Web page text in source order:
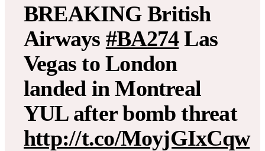
BREAKING British
Airways #BA274Las
Vegas to London
landed in Montreal
YUL after bomb threat
http://t.co/MoyjGIxCqw